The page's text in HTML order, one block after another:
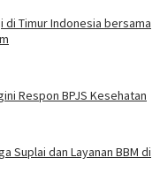
di Timur Indonesia bersama
Respon BPJS Kesehatan
Suplai dan Layanan BBM di